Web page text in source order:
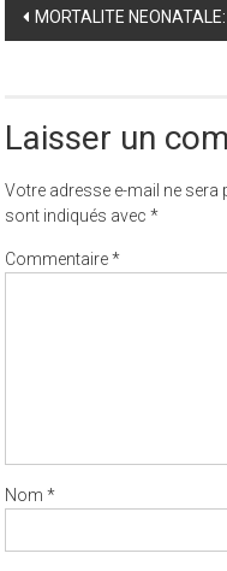
Post
MORTALITE
Laisser un
Votre adresse e-mail ne sera
sont indiqués avec*
Commentaire*
Nom*